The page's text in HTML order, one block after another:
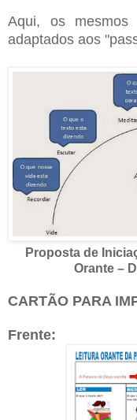
Aqui, os
adaptados aos
Proposta de
Orante –
CARTÃO PARA
Frente: